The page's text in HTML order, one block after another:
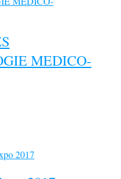
MEDICO-